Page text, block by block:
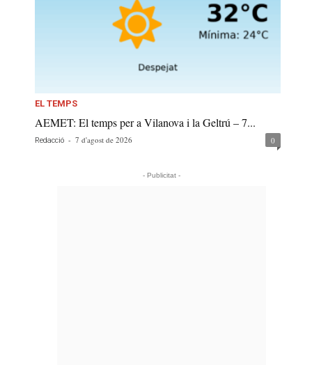
EL TEMPS
AEMET: El temps per a Vilanova i la Geltrú – 7...
Redacció - 7 d'agost de 2026 0
- Publicitat -